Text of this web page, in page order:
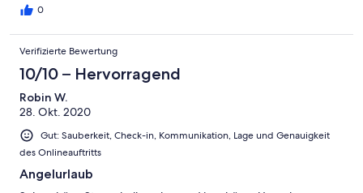
0
Verifizierte Bewertung
10/10 – Hervorragend
Robin W.
28. Okt. 2020
Gut: Sauberkeit, Check-in, Kommunikation, Lage und Genauigkeit
des Onlineauftritts
Angelurlaub